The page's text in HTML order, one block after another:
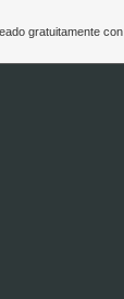
gratuitamente con